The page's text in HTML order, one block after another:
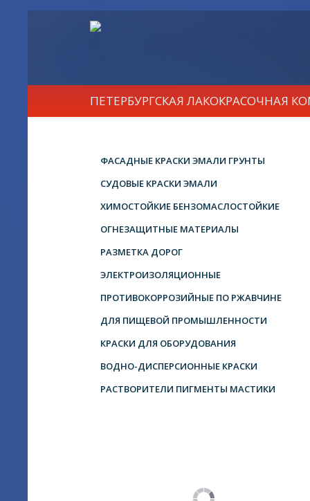
ПЕТЕРБУРГСКАЯ ЛАКОКРАСОЧНАЯ
ФАСАДНЫЕ КРАСКИ ЭМАЛИ ГРУНТЫ
СУДОВЫЕ КРАСКИ ЭМАЛИ
ХИМОСТОЙКИЕ БЕНЗОМАСЛОСТОЙКИЕ
ОГНЕЗАЩИТНЫЕ МАТЕРИАЛЫ
РАЗМЕТКА ДОРОГ
ЭЛЕКТРОИЗОЛЯЦИОННЫЕ
ПРОТИВОКОРРОЗИЙНЫЕ ПО РЖАВЧИНЕ
ДЛЯ ПИЩЕВОЙ ПРОМЫШЛЕННОСТИ
КРАСКИ ДЛЯ ОБОРУДОВАНИЯ
ВОДНО-ДИСПЕРСИОННЫЕ КРАСКИ
РАСТВОРИТЕЛИ ПИГМЕНТЫ МАСТИКИ